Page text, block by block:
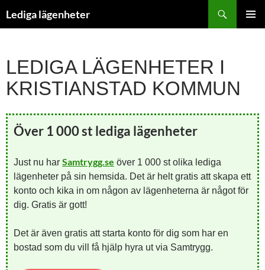
tillLediga lägenheter
LEDIGA LÄGENHETER I
KRISTIANSTAD KOMMUN
Över 1 000 st lediga lägenheter
Just nu har Samtrygg.se över 1 000 st olika lediga
lägenheter på sin hemsida. Det är helt gratis att skapa ett
konto och kika in om någon av lägenheterna är något för
dig. Gratis är gott!
Det är även gratis att starta konto för dig som har en
bostad som du vill få hjälp hyra ut via Samtrygg.